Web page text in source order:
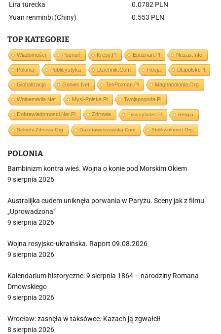
Lira turecka
0.0782 PLN
Yuan renminbi (Chiny)
0.553 PLN
TOP KATEGORIE
Wiadomości Poznań Kresy.pl Epoznan.pl Nczas.info
Polonia Publicystyka Dziennik.com Rosja Dlapolski.pl
Globalizacja Goniec.net TenPoznan.pl Magnapolonia.org
Wolnemedia.net Mysl-Polska.pl Twojapogoda.pl
Dobrewiadomosci.net.pl Zdrowie Prisonplanet.pl Religia
Sekrety-Zdrowia.org Gazetawarszawska.com Stolikwolnosci.org
POLONIA
Bambinizm kontra wieś. Wojna o konie pod Morskim Okiem
9 sierpnia 2026
Australijka cudem uniknęła porwania w Paryżu. Sceny jak z filmu
„Uprowadzona”
9 sierpnia 2026
Wojna rosyjsko-ukraińska. Raport 09.08.2026
9 sierpnia 2026
Kalendarium historyczne: 9 sierpnia 1864 – narodziny Romana
Dmowskiego
9 sierpnia 2026
Wrocław: zasnęła w taksówce. Kazach ją zgwałcił
8 sierpnia 2026